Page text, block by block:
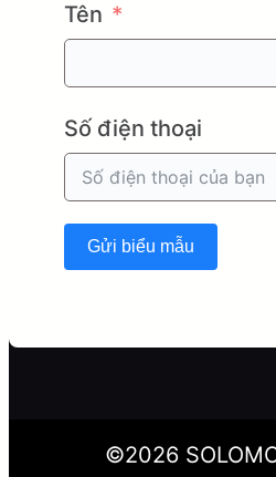
Tên
Số điện thoại
Gửi biểu mẫu
©2026